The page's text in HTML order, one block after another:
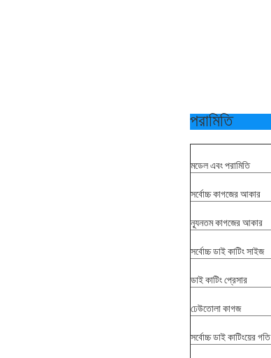
পরামিতি
মডেল এবং পরামিতি
সর্বোচ্চ কাগজের আকার
ন্যূনতম কাগজের আকার
সর্বোচ্চ ডাই কাটিং সাইজ
ডাই কাটিং প্রেসার
ঢেউতোলা কাগজ
সর্বোচ্চ ডাই কাটিংয়ের গতি